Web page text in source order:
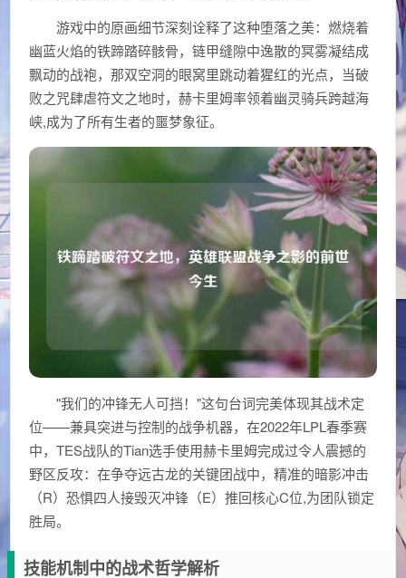
游戏中的原画细节深刻诠释了这种堕落之美：燃烧着
幽蓝火焰的铁蹄踏碎骸骨，链甲缝隙中逸散的冥雾凝结成
飘动的战袍，那双空洞的眼窝里跳动着猩红的光点，当破
败之咒肆虐符文之地时，赫卡里姆率领着幽灵骑兵跨越海
峡,成为了所有生者的噩梦象征。
"我们的冲锋无人可挡！"这句台词完美体现其战术定
位——兼具突进与控制的战争机器，在2022年LPL春季赛
中，TES战队的Tian选手使用赫卡里姆完成过令人震撼的
野区反攻：在争夺远古龙的关键团战中，精准的暗影冲击
（R）恐惧四人接毁灭冲锋（E）推回核心C位,为团队锁定
胜局。
技能机制中的战术哲学解析